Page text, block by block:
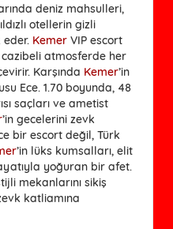
deniz mahsulleri,
otellerin gizli
Kemer VIP escort
atmosferde her
Karşında Kemer’in
Ece. 1.70 boyunda, 48
saçları ve ametist
’in gecelerini zevk
bir escort değil, Türk
’in lüks kumsalları, elit
yoğuran bir afet.
mekanlarını sikiş
katliamına